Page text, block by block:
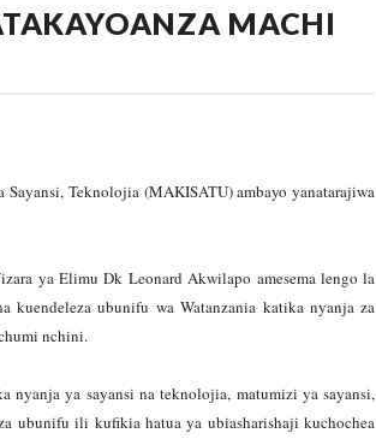
MACHI
Teknolojia (MAKISATU) ambayo yanatarajiwa
ya Elimu Dk Leonard Akwilapo amesema lengo la
kuendeleza ubunifu wa Watanzania katika nyanja za
nchini.
ya sayansi na teknolojia, matumizi ya sayansi,
ubunifu ili kufikia hatua ya ubiasharishaji kuchochea